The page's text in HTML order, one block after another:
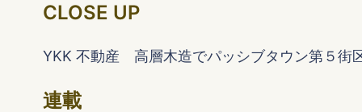
CLOSE UP
YKK 不動産 高層木造でパッシブタウン第５街
連載